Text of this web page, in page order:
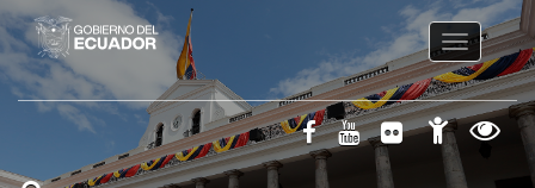
Toggle